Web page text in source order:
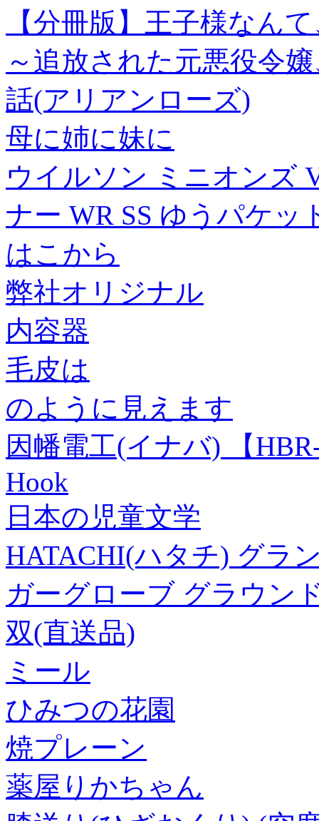
【分冊版】王子様なん
～追放された元悪役令
話(アリアンローズ)
母に姉に妹に
ウイルソン ミニオンズ
ナー WR SS ゆうパケッ
はこから
弊社オリジナル
内容器
毛皮は
のように見えます
因幡電工(イナバ) 【
Hook
日本の児童文学
HATACHI(ハタチ) グラ
ガーグローブ グラウン
双(直送品)
ミール
ひみつの花園
焼プレーン
薬屋りかちゃん